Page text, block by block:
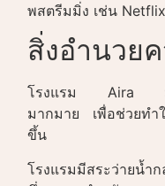
พสตรีมมิ่ง เช่น
สิ่งอำนวย
โรงแรม Aira มีสิ่ง
มากมาย เพื่อช่วยทำ
ขึ้น
โรงแรมมีสระว่ายน้ำ